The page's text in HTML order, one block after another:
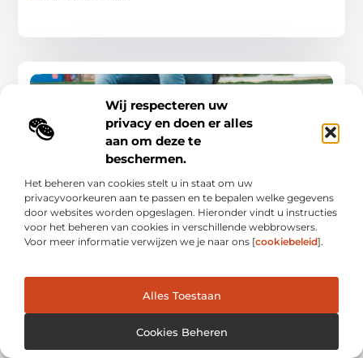
Wij respecteren uw
privacy en doen er alles
aan om deze te
beschermen.
Het beheren van cookies stelt u in staat om uw
privacyvoorkeuren aan te passen en te bepalen welke gegevens
door websites worden opgeslagen. Hieronder vindt u instructies
voor het beheren van cookies in verschillende webbrowsers.
Voor meer informatie verwijzen we je naar ons [cookiebeleid].
Alles Toestaan
Cookies Beheren
Werken tijdens je vakantie? Vergeet dit dan
vooral niet.
Werken tijdens je vakantie? Vergeet dit dan vooral niet. Als je
op vakantie gaat dan is het soms niet mogelijk om helemaal